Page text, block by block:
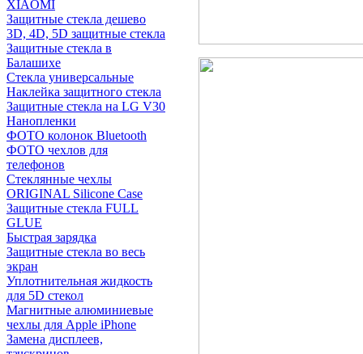
XIAOMI
Защитные стекла дешево
3D, 4D, 5D защитные стекла
Защитные стекла в
Балашихе
Стекла универсальные
Наклейка защитного стекла
Защитные стекла на LG V30
Нанопленки
ФОТО колонок Bluetooth
ФOTO чехлов для
телефонов
Стеклянные чехлы
ORIGINAL Silicone Case
Защитные стекла FULL
GLUE
Быстрая зарядка
Защитные стекла во весь
экран
Уплотнительная жидкость
для 5D стекол
Магнитные алюминиевые
чехлы для Apple iPhone
Замена дисплеев,